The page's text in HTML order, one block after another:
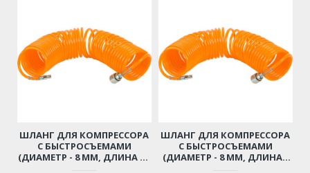
ШЛАНГ ДЛЯ КОМПРЕССОРА
С БЫСТРОСЪЕМАМИ
(ДИАМЕТР - 8 ММ, ДЛИНА - 9
ШЛАНГ ДЛЯ КОМПРЕССОРА
С БЫСТРОСЪЕМАМИ
(ДИАМЕТР - 8 ММ, ДЛИНА -